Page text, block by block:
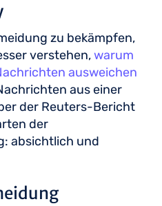
zu bekämpfen,
verstehen,warum
ausweichen
aus einer
der Reuters-Bericht
der
absichtlich und